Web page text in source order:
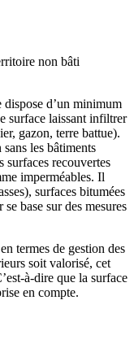
non bâti
dispose d’un minimum
surface laissant infiltrer
gazon, terre battue).
les bâtiments
surfaces recouvertes
imperméables. Il
surfaces bitumées
base sur des mesures
termes de gestion des
soit valorisé, cet
à-dire que la surface
en compte.